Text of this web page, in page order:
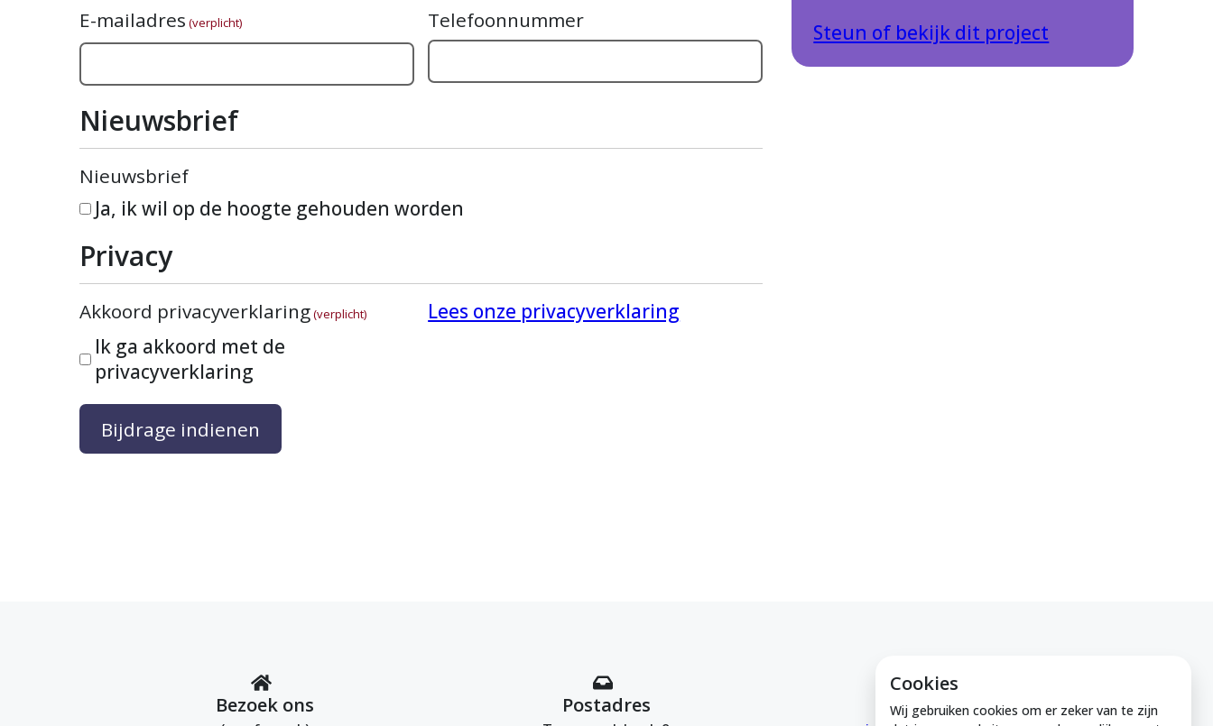
Cookies
Wij gebruiken cookies om er zeker van te zijn
E-mailadres (verplicht) Telefoonnummer
Nieuwsbrief
Nieuwsbrief
Ja, ik wil op de hoogte gehouden worden
Privacy
Akkoord privacyverklaring(verplicht)
Ik ga akkoord met de
privacyverklaring
Lees onze privacyverklaring
Steun of bekijk dit project
Bezoek ons Postadres E-mail ons